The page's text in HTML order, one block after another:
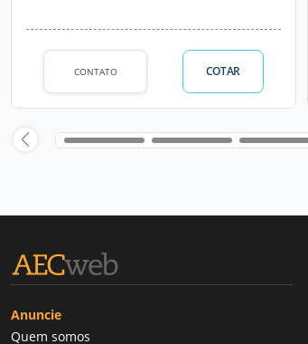
CONTATO COTAR
Anuncie
Quem somos